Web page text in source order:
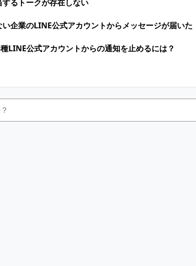
るトークが存在しない
企業のLINE公式アカウントからメッセージが届いた
LINE公式アカウントからの通知を止めるには？